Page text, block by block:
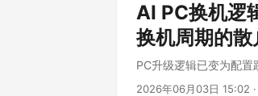
AI PC换机逻
换机周期的散
PC升级逻辑已变为配置
2026年06月03日 15:02 ·